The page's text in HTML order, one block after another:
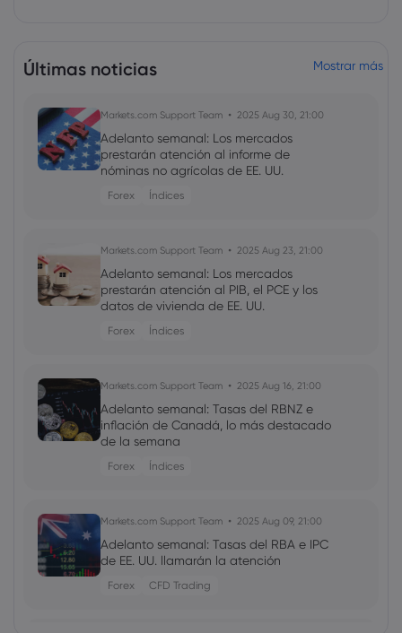
Últimas noticias Mostrar más
Markets.com Support Team 2025 Aug 30, 21:00
Adelanto semanal: Los mercados
prestarán atención al informe de
nóminas no agrícolas de EE. UU.
Forex Índices
Markets.com Support Team 2025 Aug 23, 21:00
Adelanto semanal: Los mercados
prestarán atención al PIB, el PCE y los
datos de vivienda de EE. UU.
Forex Índices
Markets.com Support Team 2025 Aug 16, 21:00
Adelanto semanal: Tasas del RBNZ e
inflación de Canadá, lo más destacado
de la semana
Forex Índices
Markets.com Support Team 2025 Aug 09, 21:00
Adelanto semanal: Tasas del RBA e IPC
de EE. UU. llamarán la atención
Forex CFD Trading